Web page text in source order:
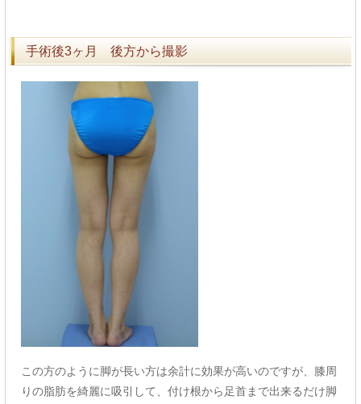
手術後3ヶ月 後方から撮影
この方のように脚が長い方は余計に効果が高いのですが、膝周
りの脂肪を綺麗に吸引して、付け根から足首まで出来るだけ脚